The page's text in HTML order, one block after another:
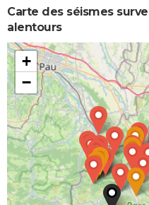
et/ou
Coulées de
Inondations
et/ou
Coulées de
Boue
06/11/1982
Carte des séismes
alentours
+
−